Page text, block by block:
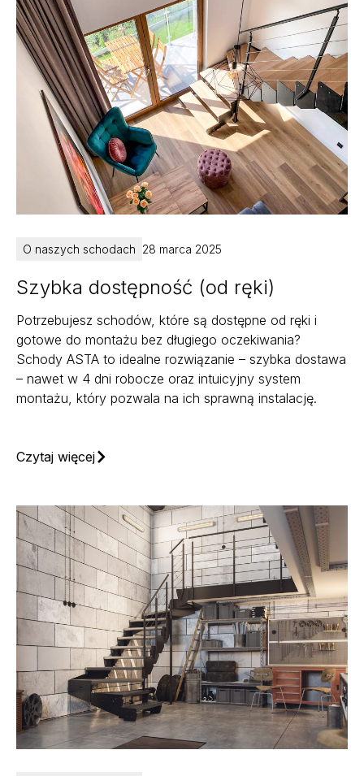
O naszych schodach 28 marca 2025
Szybka dostępność (od ręki)
Potrzebujesz schodów, które są dostępne od ręki i
gotowe do montażu bez długiego oczekiwania?
Schody ASTA to idealne rozwiązanie – szybka dostawa
– nawet w 4 dni robocze oraz intuicyjny system
montażu, który pozwala na ich sprawną instalację.
Czytaj więcej